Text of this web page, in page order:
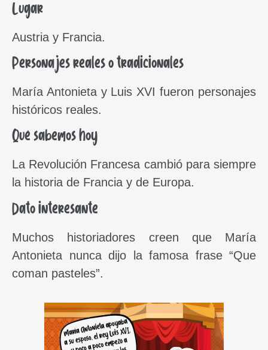
Lugar
Austria y Francia.
Personajes reales o tradicionales
María Antonieta y Luis XVI fueron personajes
históricos reales.
Qué sabemos hoy
La Revolución Francesa cambió para siempre
la historia de Francia y de Europa.
Dato interesante
Muchos historiadores creen que María
Antonieta nunca dijo la famosa frase “Que
coman pasteles”.